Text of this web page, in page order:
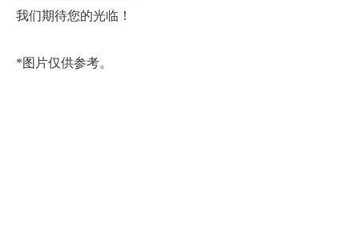
我们期待您的光临！
*图片仅供参考。